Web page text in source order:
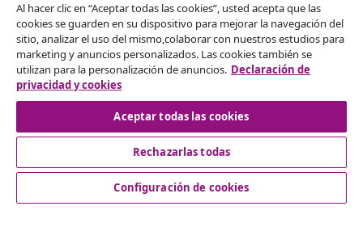
Desistir del contrato
Solicita la cancelación de tu pedido.
Desistir del contrato
Servicio al Cliente
Al hacer clic en “Aceptar todas las cookies”, usted acepta que las
cookies se guarden en su dispositivo para mejorar la navegación del
sitio, analizar el uso del mismo,colaborar con nuestros estudios para
marketing y anuncios personalizados. Las cookies también se
utilizan para la personalización de anuncios. Declaración de
privacidad y cookies
Aceptar todas las cookies
Rechazarlas todas
Configuración de cookies